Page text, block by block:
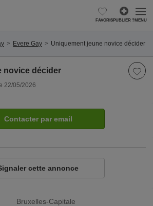
FAVORISPUBLIER ?MENU
Evere Gay Uniquement jeune novice décider
novice décider
22/05/2026
Bruxelles-Capitale
Contacter par email
cette annonce